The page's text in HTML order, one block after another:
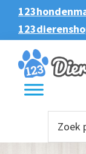
Spring
naar
de
hoofdnavigatie
Door
naar
de
hoofd
inhoud
Spring
naar
de
eerste
sidebar
Spring
naar
de
voettekst
Zoeken
Zoeken
naar: